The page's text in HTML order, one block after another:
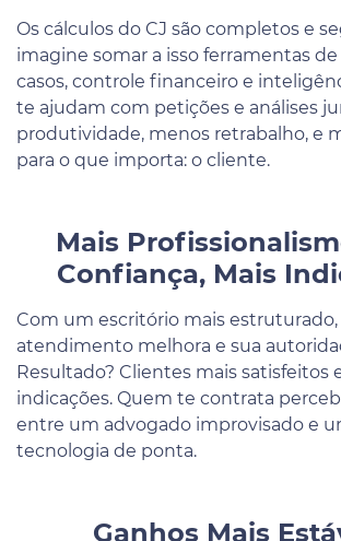
Os cálculos do CJ são completos e
imagine somar a isso ferramentas
casos, controle financeiro e
te ajudam com petições e análises
produtividade, menos retrabalho, e
para o que importa: o cliente.
Mais
Confiança, Mais
Com um escritório mais estruturado,
atendimento melhora e sua
Resultado? Clientes mais satisfeitos
indicações. Quem te contrata
entre um advogado improvisado e
tecnologia de ponta.
Ganhos Mais